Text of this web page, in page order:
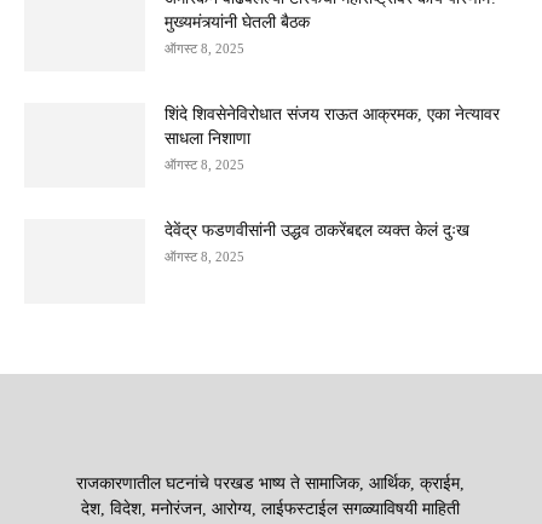
मुख्यमंत्र्यांनी घेतली बैठक
ऑगस्ट 8, 2025
शिंदे शिवसेनेविरोधात संजय राऊत आक्रमक, एका नेत्यावर
साधला निशाणा
ऑगस्ट 8, 2025
देवेंद्र फडणवीसांनी उद्धव ठाकरेंबद्दल व्यक्त केलं दुःख
ऑगस्ट 8, 2025
राजकारणातील घटनांचे परखड भाष्य ते सामाजिक, आर्थिक, क्राईम,
देश, विदेश, मनोरंजन, आरोग्य, लाईफस्टाईल सगळ्याविषयी माहिती